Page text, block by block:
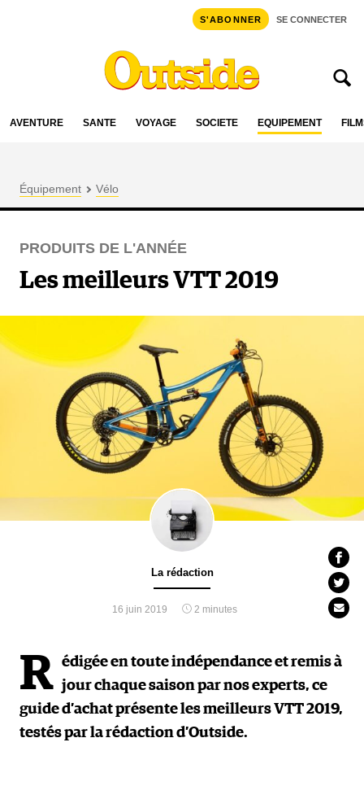
S'ABONNER SE CONNECTER
AVENTURE SANTÉ VOYAGE SOCIÉTÉ ÉQUIPEMENT
Équipement Vélo
PRODUITS DE L'ANNÉE
Les meilleurs VTT 2019
La rédaction
16 juin 2019 2 minutes
R édigée en toute indépendance et remis à
jour chaque saison par nos experts, ce
guide d’achat présente les meilleurs VTT 2019,
testés par la rédaction d’Outside.